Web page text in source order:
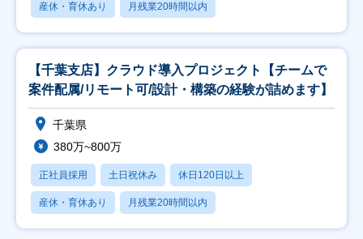
産休・育休あり 月残業20時間以内
【千葉支店】クラウド導入プロジェクト【チームで
案件配属/リモート可/設計・構築の経験が詰めます】
千葉県
380万~800万
正社員採用 土日祝休み 休日120日以上
産休・育休あり 月残業20時間以内